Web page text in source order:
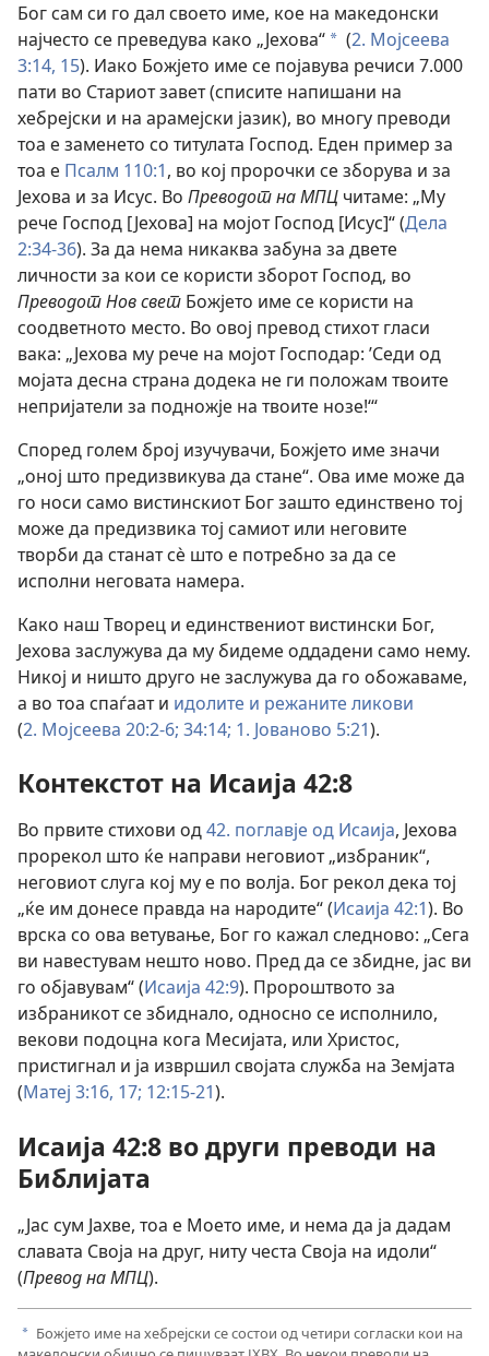
Бог сам си го дал своето име, кое на македонски
најчесто се преведува како „Јехова“ a (2. Мојсеева
3:14, 15). Иако Божјето име се појавува речиси 7.000
пати во Стариот завет (списите напишани на
хебрејски и на арамејски јазик), во многу преводи
тоа е заменето со титулата Господ. Еден пример за
тоа е Псалм 110:1, во кој пророчки се зборува и за
Јехова и за Исус. Во Преводот на МПЦ читаме: „Му
рече Господ [Јехова] на мојот Господ [Исус]“ (Дела
2:34-36). За да нема никаква забуна за двете
личности за кои се користи зборот Господ, во
Преводот Нов свет Божјето име се користи на
соодветното место. Во овој превод стихот гласи
вака: „Јехова му рече на мојот Господар: ’Седи од
мојата десна страна додека не ги положам твоите
непријатели за подножје на твоите нозе!‘“
Според голем број изучувачи, Божјето име значи
„оној што предизвикува да стане“. Ова име може да
го носи само вистинскиот Бог зашто единствено тој
може да предизвика тој самиот или неговите
творби да станат сѐ што е потребно за да се
исполни неговата намера.
Како наш Творец и единствениот вистински Бог,
Јехова заслужува да му бидеме оддадени само нему.
Никој и ништо друго не заслужува да го обожаваме,
а во тоа спаѓаат и идолите и режаните ликови
(2. Мојсеева 20:2-6; 34:14; 1. Јованово 5:21).
Контекстот на Исаија 42:8
Во првите стихови од42. поглавје од Исаија, Јехова
прорекол што ќе направи неговиот „избраник“,
неговиот слуга кој му е по волја. Бог рекол дека тој
„ќе им донесе правда на народите“ (Исаија 42:1). Во
врска со ова ветување, Бог го кажал следново: „Сега
ви навестувам нешто ново. Пред да се збидне, јас ви
го објавувам“ (Исаија 42:9). Пророштвото за
избраникот се збиднало, односно се исполнило,
векови подоцна кога Месијата, или Христос,
пристигнал и ја извршил својата служба на Земјата
(Матеј 3:16, 17; 12:15-21).
Исаија 42:8 во други преводи на
Библијата
„Јас сум Јахве, тоа е Моето име, и нема да ја дадам
славата Своја на друг, ниту честа Своја на идоли“
(Превод на МПЦ).
a Божјето име на хебрејски се состои од четири согласки кои на